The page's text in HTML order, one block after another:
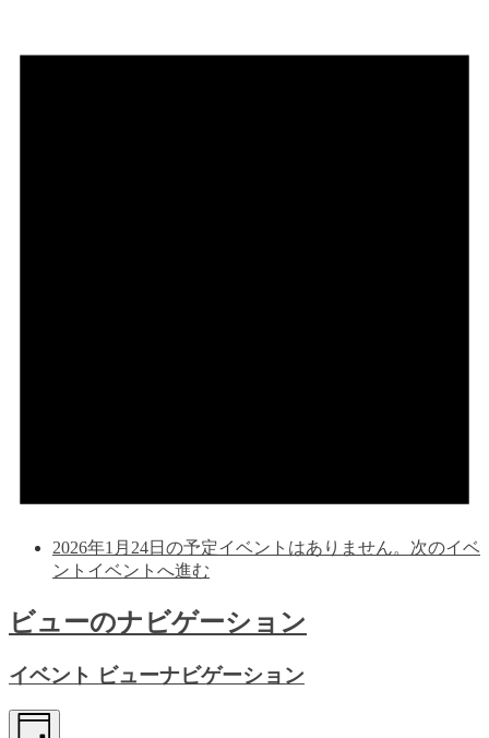
2026年1月24日の予定イベントはありません。 次のイベ
ントイベントへ進む
ビューのナビゲーション
イベント ビューナビゲーション